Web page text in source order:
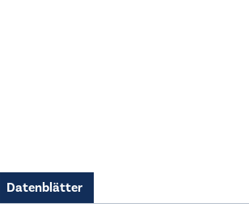
Datenblätter